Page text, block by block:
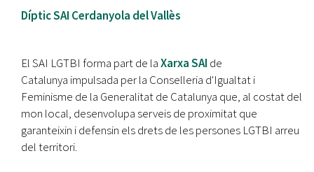
Díptic SAI Cerdanyola del Vallès
El SAI LGTBI forma part de laXarxa SAI de
Catalunya impulsada per la Conselleria d'Igualtat i
Feminisme de la Generalitat de Catalunya que, al costat del
mon local, desenvolupa serveis de proximitat que
garanteixin i defensin els drets de les persones LGTBI arreu
del territori.